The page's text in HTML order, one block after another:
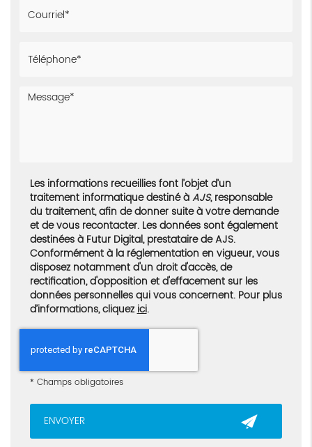
Les informations recueillies font l’objet d’un
traitement informatique destiné àAJS, responsable
du traitement, afin de donner suite à votre demande
et de vous recontacter. Les données sont également
destinées à Futur Digital, prestataire de AJS.
Conformément à la réglementation en vigueur, vous
disposez notamment d'un droit d'accès, de
rectification, d'opposition et d'effacement sur les
données personnelles qui vous concernent. Pour plus
d’informations, cliquezici.
* Champs obligatoires